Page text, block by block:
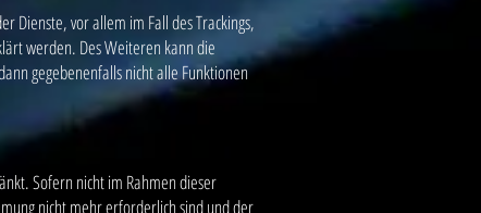
Dienste, vor allem im Fall des Trackings,
werden. Des Weiteren kann die
gegebenenfalls nicht alle Funktionen
Sofern nicht im Rahmen dieser
nicht mehr erforderlich sind und der